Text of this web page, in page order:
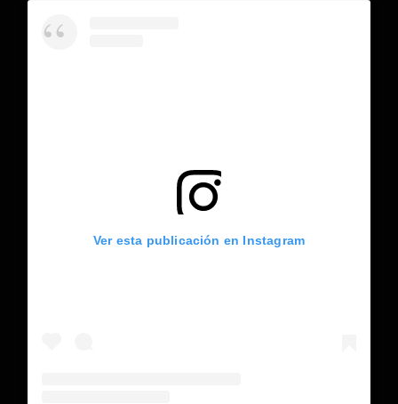
Ver esta publicación en Instagram